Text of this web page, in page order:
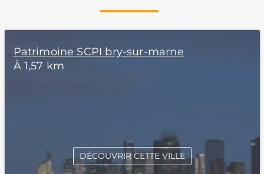
Patrimoine SCPI bry-sur-marne
À 1,57 km
DÉCOUVRIR CETTE VILLE